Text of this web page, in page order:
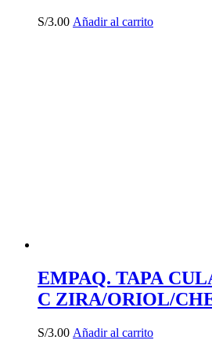
S/3.00 Añadir al carrito
EMPAQ. TAPA
C ZIRA/ORIOL/
S/3.00 Añadir al carrito